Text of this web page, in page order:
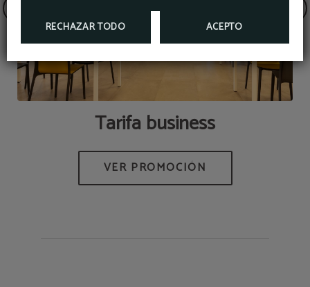
RECHAZAR TODO ACEPTO
Tarifa business